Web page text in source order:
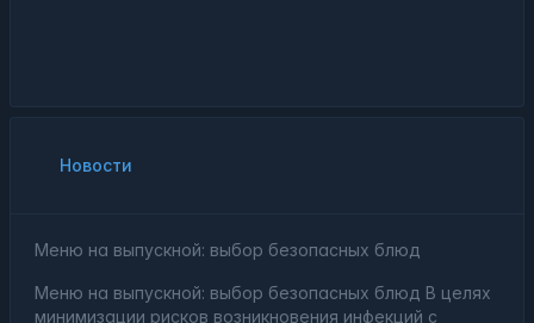
Новости
Меню на выпускной: выбор безопасных блюд
Меню на выпускной: выбор безопасных блюд В целях
минимизации рисков возникновения инфекций с